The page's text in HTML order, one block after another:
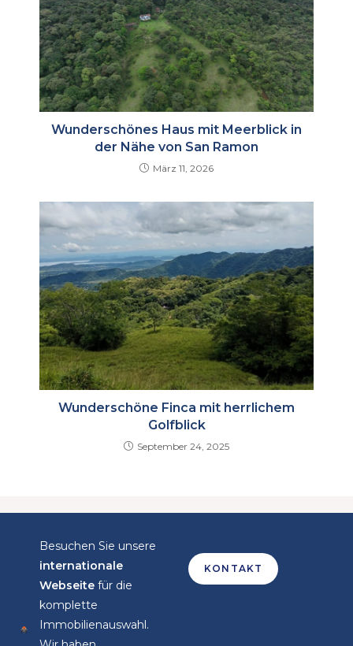
Wunderschönes Haus mit Meerblick in
der Nähe von San Ramon
März 11, 2026
Wunderschöne Finca mit herrlichem
Golfblick
September 24, 2025
Besuchen Sie unsere
internationale
Webseitefür die
komplette
Immobilienauswahl.
KONTAKT